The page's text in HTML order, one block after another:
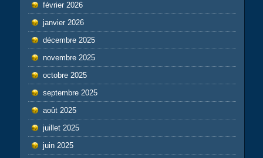
février 2026
janvier 2026
décembre 2025
novembre 2025
octobre 2025
septembre 2025
août 2025
juillet 2025
juin 2025